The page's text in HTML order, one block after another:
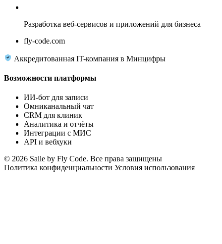
Разработка веб-сервисов и приложений для бизнеса
fly-code.com
Аккредитованная IT-компания в Минцифры
Возможности платформы
ИИ-бот для записи
Омниканальный чат
CRM для клиник
Аналитика и отчёты
Интеграции с МИС
API и вебхуки
© 2026 Saile by Fly Code. Все права защищены
Политика конфиденциальности Условия использования